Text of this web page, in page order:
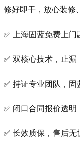
修好即干，放心装修
✅ 上海固蓝免费上
✅ 双核心技术，止
✅ 持证专业团队，
✅ 闭口合同报价透
✅ 长效质保，售后